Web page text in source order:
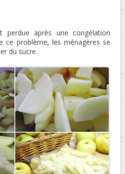
après une congélation
ce problème, les ménagères se
du sucre.